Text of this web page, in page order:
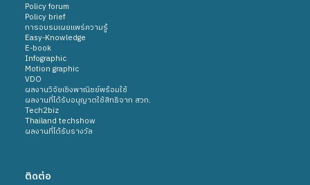
Policy forum
Policy brief
การอบรมเผยแพร่ความรู้
Easy-Knowledge
E-book
Infographic
Motion graphic
VDO
ผลงานวิจัยเชิงพาณิชย์พร้อมใช้
ผลงานที่ได้รับอนุญาตใช้สิทธิจาก สวก.
Tech2biz
Thailand techshow
ผลงานที่ได้รับรางวัล
ติดต่อ